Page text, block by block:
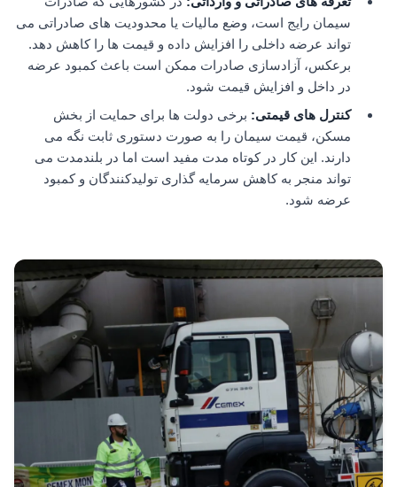
سیمان رایج است، وضع مالیات یا محدودیت های صادراتی می
تواند عرضه داخلی را افزایش داده و قیمت ها را کاهش دهد.
برعکس، آزادسازی صادرات ممکن است باعث کمبود عرضه
در داخل و افزایش قیمت شود.
کنترل های قیمتی: برخی دولت ها برای حمایت از بخش
مسکن، قیمت سیمان را به صورت دستوری ثابت نگه می
دارند. این کار در کوتاه مدت مفید است اما در بلندمدت می
تواند منجر به کاهش سرمایه گذاری تولیدکنندگان و کمبود
عرضه شود.